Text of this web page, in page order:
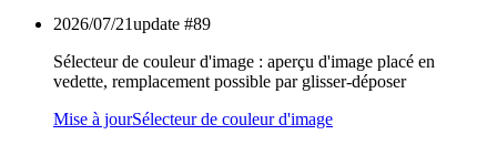
2026/07/21update #89
Sélecteur de couleur d'image : aperçu d'image placé en
vedette, remplacement possible par glisser-déposer
Mise à jourSélecteur de couleur d'image